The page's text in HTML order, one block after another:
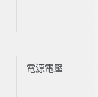
電源電壓